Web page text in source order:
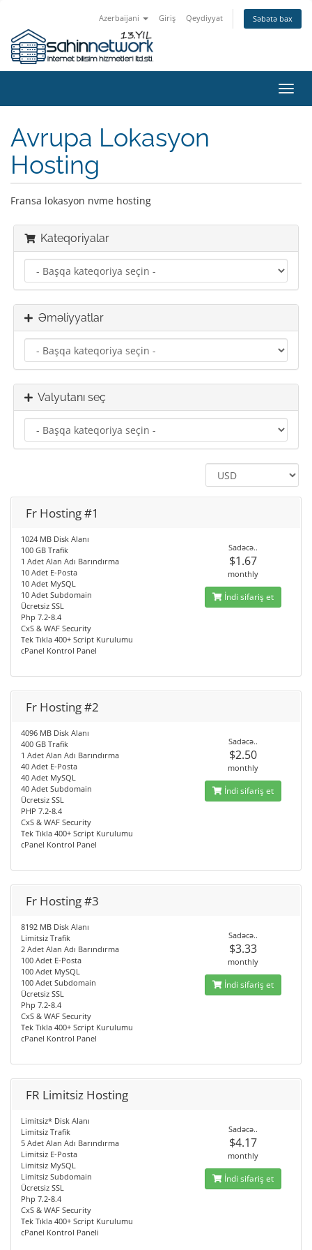
Azerbaijani Giriş Qeydiyyat Səbətə bax
keçid
Avrupa Lokasyon
Hosting
Fransa lokasyon nvme hosting
Kateqoriyalar
Əməliyyatlar
Valyutanı seç
Fr Hosting #1
1024 MB Disk Alanı
100 GB Trafik
1 Adet Alan Adı Barındırma
10 Adet E-Posta
10 Adet MySQL
10 Adet Subdomain
Ücretsiz SSL
Php 7.2-8.4
CxS & WAF Security
Tek Tıkla 400+ Script Kurulumu
cPanel Kontrol Panel
Sadəcə..
$1.67
monthly
İndi sifariş et
Fr Hosting #2
4096 MB Disk Alanı
400 GB Trafik
1 Adet Alan Adı Barındırma
40 Adet E-Posta
40 Adet MySQL
40 Adet Subdomain
Ücretsiz SSL
PHP 7.2-8.4
CxS & WAF Security
Tek Tıkla 400+ Script Kurulumu
cPanel Kontrol Panel
Sadəcə..
$2.50
monthly
İndi sifariş et
Fr Hosting #3
8192 MB Disk Alanı
Limitsiz Trafik
2 Adet Alan Adı Barındırma
100 Adet E-Posta
100 Adet MySQL
100 Adet Subdomain
Ücretsiz SSL
Php 7.2-8.4
CxS & WAF Security
Tek Tıkla 400+ Script Kurulumu
cPanel Kontrol Panel
Sadəcə..
$3.33
monthly
İndi sifariş et
FR Limitsiz Hosting
Limitsiz* Disk Alanı
Limitsiz Trafik
5 Adet Alan Adı Barındırma
Limitsiz E-Posta
Limitsiz MySQL
Limitsiz Subdomain
Ücretsiz SSL
Php 7.2-8.4
CxS & WAF Security
Tek Tıkla 400+ Script Kurulumu
cPanel Kontrol Paneli
Sadəcə..
$4.17
monthly
İndi sifariş et